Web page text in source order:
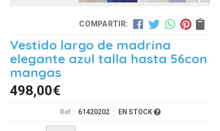
COMPARTIR:
Vestido largo de madrina
elegante azul talla hasta 56con
mangas
498,00€
Ref.: 61420202 EN STOCK